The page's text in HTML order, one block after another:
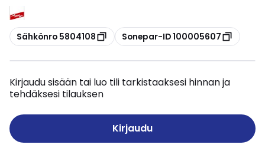
Kopioi
Sähkönro 5804108 Kopioi
Sonepar-ID 100005607
Kirjaudu sisään tai luo tili tarkistaaksesi hinnan ja
tehdäksesi tilauksen
Kirjaudu